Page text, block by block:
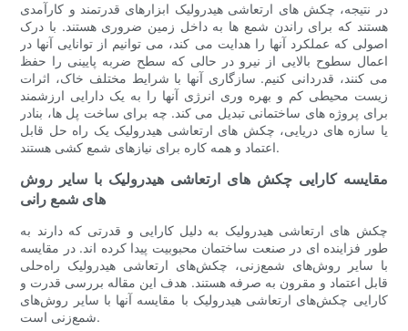
در نتیجه، چکش های ارتعاشی هیدرولیک ابزارهای قدرتمند و کارآمدی
هستند که برای راندن شمع ها به داخل زمین ضروری هستند. با درک
اصولی که عملکرد آنها را هدایت می کند، می توانیم از توانایی آنها در
اعمال سطوح بالایی از نیرو در حالی که سطح ضربه پایینی را حفظ
می کنند، قدردانی کنیم. سازگاری آنها با شرایط مختلف خاک، اثرات
زیست محیطی کم و بهره وری انرژی آنها را به یک دارایی ارزشمند
برای پروژه های ساختمانی تبدیل می کند. چه برای ساخت پل ها، بنادر
یا سازه های دریایی، چکش های ارتعاشی هیدرولیک یک راه حل قابل
اعتماد و همه کاره برای نیازهای شمع کشی هستند.
مقایسه کارایی چکش های ارتعاشی هیدرولیک با سایر روش
های شمع رانی
چکش های ارتعاشی هیدرولیک به دلیل کارایی و قدرتی که دارند به
طور فزاینده ای در صنعت ساختمان محبوبیت پیدا کرده اند. در مقایسه
با سایر روش‌های شمع‌زنی، چکش‌های ارتعاشی هیدرولیک راه‌حلی
قابل اعتماد و مقرون به صرفه هستند. هدف این مقاله بررسی قدرت و
کارایی چکش‌های ارتعاشی هیدرولیک با مقایسه آنها با سایر روش‌های
شمع‌زنی است.